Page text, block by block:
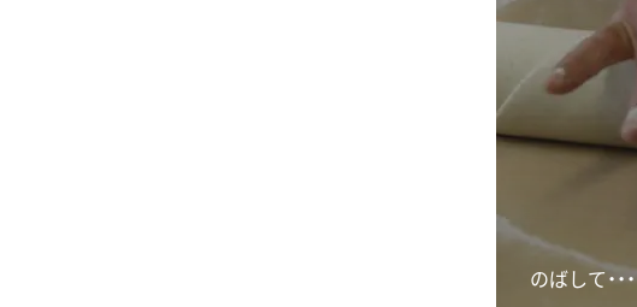
のばして・・・